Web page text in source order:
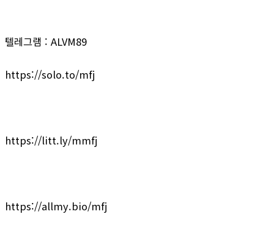
텔레그램 : ALVM89
https://solo.to/mfj
https://litt.ly/mmfj
https://allmy.bio/mfj